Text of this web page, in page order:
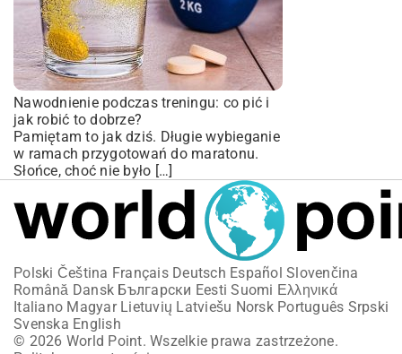
Nawodnienie podczas treningu: co pić i
jak robić to dobrze?
Pamiętam to jak dziś. Długie wybieganie
w ramach przygotowań do maratonu.
Słońce, choć nie było […]
Polski Čeština Français Deutsch Español Slovenčina
Română Dansk Български Eesti Suomi Ελληνικά
Italiano Magyar Lietuvių Latviešu Norsk Português Srpski
Svenska English
© 2026 World Point. Wszelkie prawa zastrzeżone.